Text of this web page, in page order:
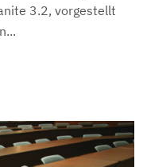
3.2, vorgestellt